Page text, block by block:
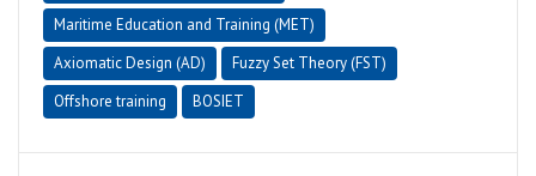
Maritime Education and Training (MET)
Axiomatic Design (AD)
Fuzzy Set Theory (FST)
Offshore training
BOSIET